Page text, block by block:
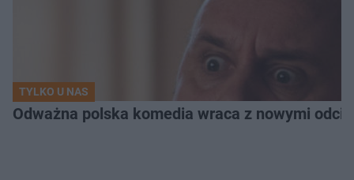
TYLKO U NAS
Odważna polska komedia wraca z nowymi